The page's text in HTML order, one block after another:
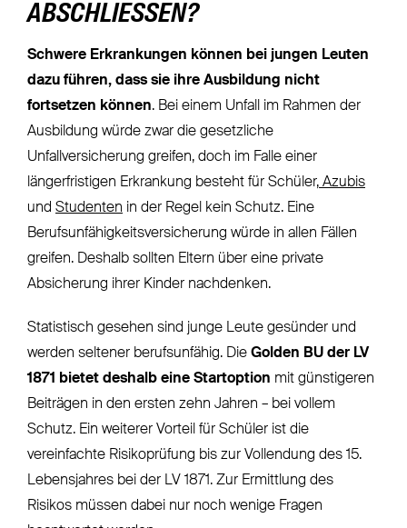
ABSCHLIESSEN?
Schwere Erkrankungen können bei jungen Leuten
dazu führen, dass sie ihre Ausbildung nicht
fortsetzen können. Bei einem Unfall im Rahmen der
Ausbildung würde zwar die gesetzliche
Unfallversicherung greifen, doch im Falle einer
längerfristigen Erkrankung besteht für Schüler,Azubis
und Studenten in der Regel kein Schutz. Eine
Berufsunfähigkeitsversicherung würde in allen Fällen
greifen. Deshalb sollten Eltern über eine private
Absicherung ihrer Kinder nachdenken.
Statistisch gesehen sind junge Leute gesünder und
werden seltener berufsunfähig. Die Golden BU der LV
1871 bietet deshalb eine Startoption mit günstigeren
Beiträgen in den ersten zehn Jahren – bei vollem
Schutz. Ein weiterer Vorteil für Schüler ist die
vereinfachte Risikoprüfung bis zur Vollendung des 15.
Lebensjahres bei der LV 1871. Zur Ermittlung des
Risikos müssen dabei nur noch wenige Fragen